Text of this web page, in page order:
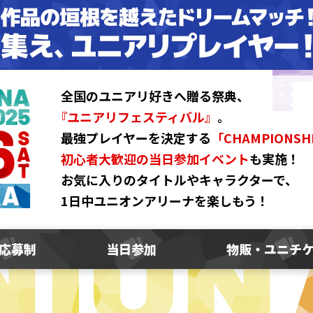
全国のユニアリ好きへ贈る祭典、
『ユニアリフェスティバル』 。
最強プレイヤーを決定する 「
初心者大歓迎の当日参加イベントも実施！
お気に入りのタイトルやキャラクターで、
1日中ユニオンアリーナを楽しもう！
募制 当日参加 物販・ユニチ